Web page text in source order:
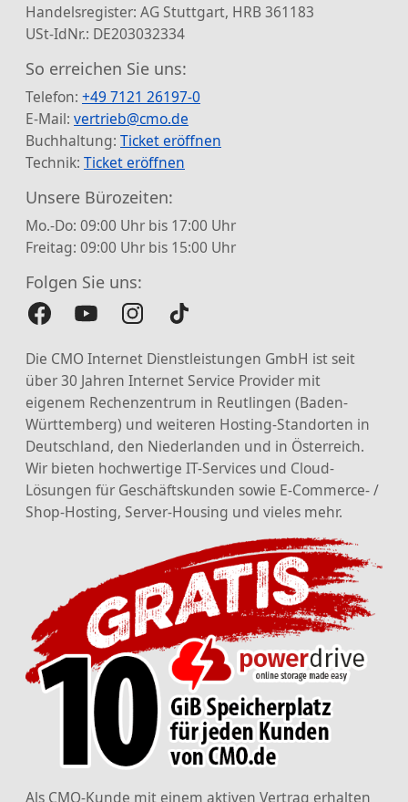
Handelsregister: AG Stuttgart, HRB 361183
USt-IdNr.: DE203032334
So erreichen Sie uns:
Telefon: +49 7121 26197-0
E-Mail: vertrieb@cmo.de
Buchhaltung: Ticket eröffnen
Technik: Ticket eröffnen
Unsere Bürozeiten:
Mo.-Do: 09:00 Uhr bis 17:00 Uhr
Freitag: 09:00 Uhr bis 15:00 Uhr
Folgen Sie uns:
Die CMO Internet Dienstleistungen GmbH ist seit
über 30 Jahren Internet Service Provider mit
eigenem Rechenzentrum in Reutlingen (Baden-
Württemberg) und weiteren Hosting-Standorten in
Deutschland, den Niederlanden und in Österreich.
Wir bieten hochwertige IT-Services und Cloud-
Lösungen für Geschäftskunden sowie E-Commerce- /
Shop-Hosting, Server-Housing und vieles mehr.
Als CMO-Kunde mit einem aktiven Vertrag erhalten